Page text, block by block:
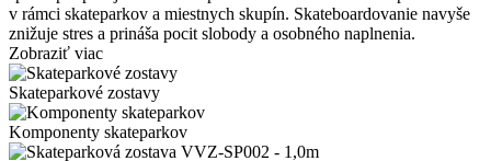
v rámci skateparkov a miestnych skupín. Skateboardovanie navyše
znižuje stres a prináša pocit slobody a osobného naplnenia.
Zobraziť viac
Skateparkové zostavy
Komponenty skateparkov